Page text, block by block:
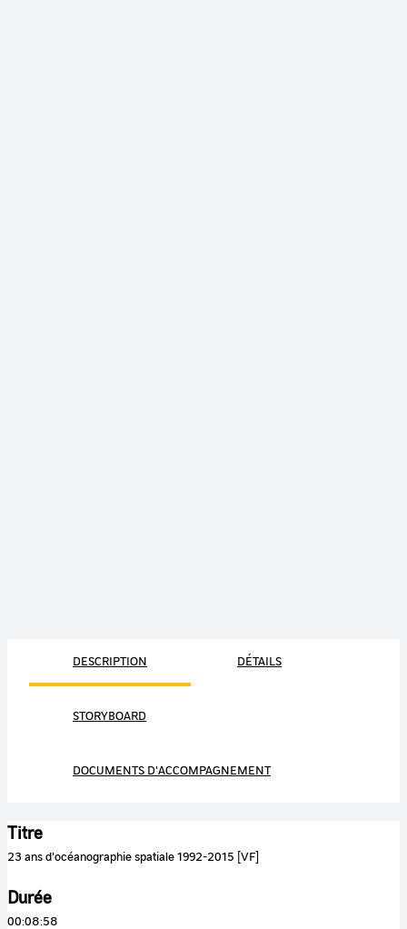
DESCRIPTION DÉTAILS
STORYBOARD
DOCUMENTS D'ACCOMPAGNEMENT
Titre
23 ans d'océanographie spatiale 1992-2015 [VF]
Durée
00:08:58